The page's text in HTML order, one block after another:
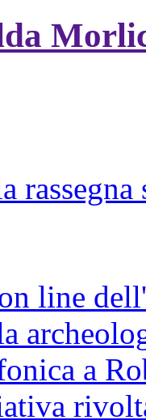
rassegna
line
a